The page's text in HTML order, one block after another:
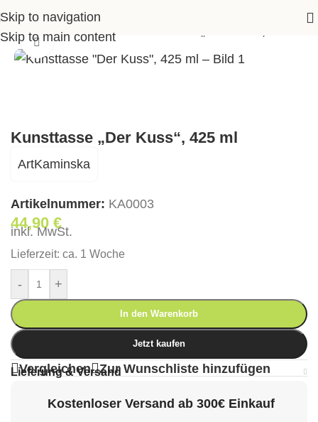
Skip to navigation
Skip to main content
Shop>Accessoires
Klick zum Vergrößern
Kunsttasse „Der Kuss“, 425 ml
ArtKaminska
Artikelnummer: KA0003
44,90 €
inkl. MwSt.
Lieferzeit: ca. 1 Woche
- +
In den Warenkorb
Jetzt kaufen
Vergleichen Zur Wunschliste hinzufügen
Lieferung & Versand
Kostenloser Versand ab 300€ Einkauf